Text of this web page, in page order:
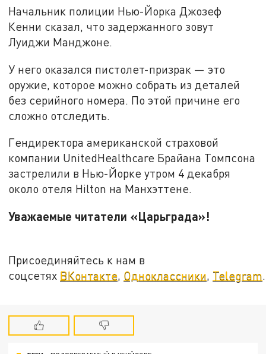
Начальник полиции Нью-Йорка Джозеф
Кенни сказал, что задержанного зовут
Луиджи Манджоне.
У него оказался пистолет-призрак — это
оружие, которое можно собрать из деталей
без серийного номера. По этой причине его
сложно отследить.
Гендиректора американской страховой
компании UnitedHealthcare Брайана Томпсона
застрелили в Нью-Йорке утром 4 декабря
около отеля Hilton на Манхэттене.
Уважаемые читатели «Царьграда»!
Присоединяйтесь к нам в
соцсетях ВКонтакте Одноклассники Telegram